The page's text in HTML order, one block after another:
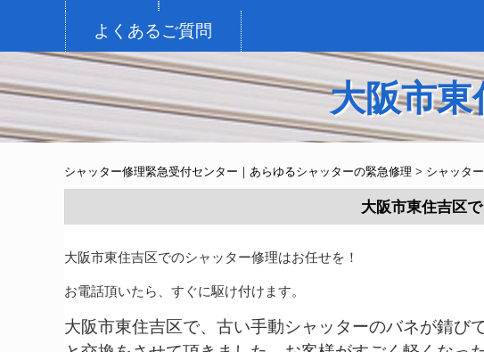
よくあるご質問
大阪市東
シャッター修理緊急受付センター｜あらゆるシャッターの緊急修理 > シャッタ
大阪市東住吉区
大阪市東住吉区でのシャッター修理はお任せを！
お電話頂いたら、すぐに駆け付けます。
大阪市東住吉区で、古い手動シャッターのバネが錆び